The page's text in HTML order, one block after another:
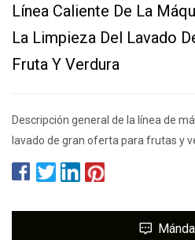
Línea Caliente De La
La Limpieza Del Lavado
Fruta Y Verdura
Descripción general de la línea de
lavado de gran oferta para frutas y